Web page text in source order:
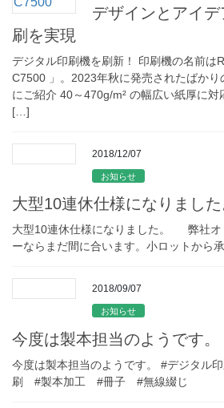
デザインとアイ
刷を実現
デジタル印刷機を刷新！ 印刷機の名前は
C7500 」。2023年秋に発売されたばか
にご紹介 40～470g/m² の幅広い紙厚に
[…]
2018/12/07
お知らせ
大型10連休仕様になりました
大型10連休仕様になりました。 弊社オ
ーならまだ間に合います。小ロットから承
2018/09/07
お知らせ
今度は製本担当のようです。
今度は製本担当のようです。 #デジタル
刷 #製本加工 #冊子 #無線綴じ